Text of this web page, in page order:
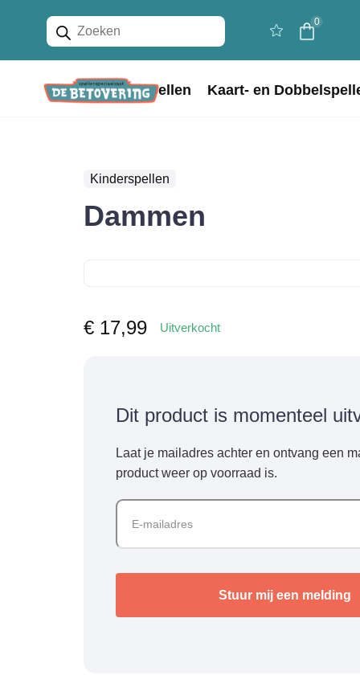
Producten
zoeken
0
Home Bordspellen Kaart- en
Kinderspellen
Dammen
€ 17,99 Uitverkocht
Dit product is momenteel
Laat je mailadres achter en ontvang een
product weer op voorraad is.